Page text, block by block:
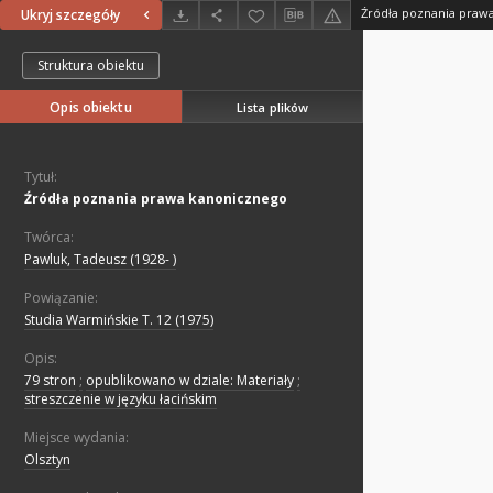
Ukryj szczegóły Źródła poznania
Struktura obiektu
Opis obiektu Lista plików
Tytuł:
Źródła poznania prawa kanonicznego
Twórca:
Pawluk, Tadeusz (1928- )
Powiązanie:
Studia Warmińskie T. 12 (1975)
Opis:
79 stron ; opublikowano w dziale: Materiały ;
streszczenie w języku łacińskim
Miejsce wydania:
Olsztyn